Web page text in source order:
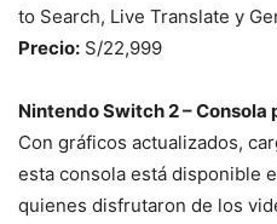
to Search, Live Translate y
Precio: S/22,999
Nintendo Switch 2 –
Con gráficos actualizados,
esta consola está disponible
quienes disfrutaron de los